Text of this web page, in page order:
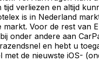
verliezen en altijd
is in Nederland
Voor de rest van
onder andere aan
en hebt u
de nieuwste iOS-